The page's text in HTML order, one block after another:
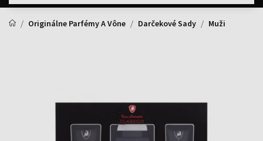
mieste
Originálne Parfémy A Vône
Darčekové Sady Muži